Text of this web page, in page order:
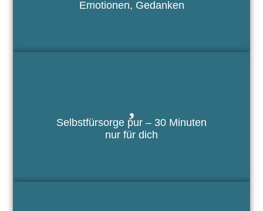
Emotionen, Gedanken
Selbstfürsorge pur – 30 Minuten
nur für dich